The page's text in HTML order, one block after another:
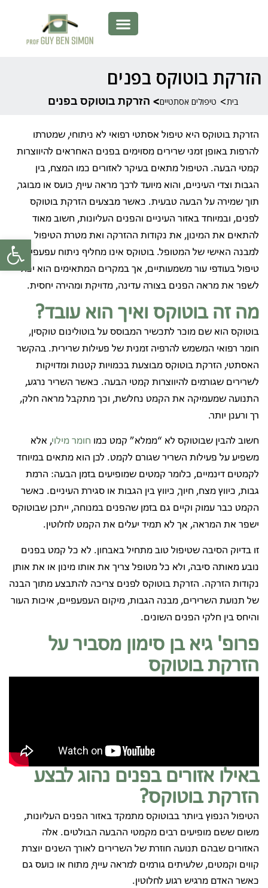
פתח
הזרקת בוטוקס בפנים
בית> טיפולים אסתטיים> הזרקת בוטוקס בפנים
הזרקת בוטוקס היא טיפול אסתטי רפואי לא ניתוחי, שמטרתו
להרפות באופן זמני שרירים מסוימים בפנים האחראים להיווצרות
קמטי הבעה. הטיפול מתאים בעיקר לאזורים כמו המצח, בין
הגבות וצדי העיניים, והוא מיועד לרכך מראה עייף, כועס או מבוגר,
תוך שמירה על הבעה טבעית. כאשר מבצעים הזרקת בוטוקס
לפנים, ובמיוחד באזור העיניים והפנים העליונות, חשוב מאוד
להתאים את המינון, את נקודות ההזרקה ואת מטרת הטיפול
למבנה האישי של המטופל. בוטוקס אינו מחליף ניתוח עפעפיים או
טיפול בעודפי עור משמעותיים, אך במקרים המתאימים הוא יכול
לשפר את מראה הפנים בצורה עדינה, מדויקת ומהירה יחסית.
מה זה בוטוקס ואיך הוא עובד?
בוטוקס הוא שם מוכר לתכשיר המבוסס על בוטולינום טוקסין,
חומר רפואי המשמש להרפיה זמנית של פעילות שרירית. בהקשר
האסתטי, הזרקת בוטוקס מבוצעת בכמויות קטנות ומדויקות
לשרירים שגורמים להיווצרות קמטי הבעה. כאשר השריר נרגע,
התנועה שמעמיקה את הקמט נחלשת, וכך מתקבל מראה חלק,
רך ורענן יותר.
חשוב להבין שבוטוקס לא “ממלא” קמט כמו חומר מילוי, אלא
משפיע על פעילות השריר שגורם לקמט. לכן הוא מתאים במיוחד
לקמטים דינמיים, כלומר קמטים שמופיעים בזמן הבעה: הרמת
גבות, כיווץ מצח, חיוך, כיווץ בין הגבות או סגירת העיניים. כאשר
הקמט כבר עמוק וקיים גם בזמן שהפנים במנוחה, ייתכן שבוטוקס
ישפר את המראה, אך לא תמיד יעלים את הקמט לחלוטין.
זו בדיוק הסיבה שטיפול טוב מתחיל באבחון. לא כל קמט בפנים
נובע מאותה סיבה, ולא כל מטופל צריך את אותו מינון או את אותן
נקודות הזרקה. הזרקת בוטוקס לפנים צריכה להתבצע מתוך הבנה
של תנועת השרירים, מבנה הגבות, מיקום העפעפיים, איכות העור
והיחס בין חלקי הפנים השונים.
פרופ' גיא בן סימון מסביר על
הזרקת בוטוקס
באילו אזורים בפנים נהוג לבצע
הזרקת בוטוקס?
הטיפול הנפוץ ביותר בבוטוקס מתמקד באזור הפנים העליונות,
משום ששם מופיעים רבים מקמטי ההבעה הבולטים. אלה
האזורים שבהם תנועה חוזרת של השרירים לאורך השנים יוצרת
קווים וקמטים, שלעיתים גורמים למראה עייף, מתוח או כועס גם
כאשר האדם מרגיש רגוע לחלוטין.